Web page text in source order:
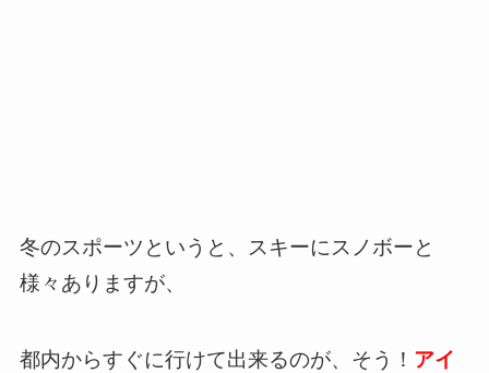
冬のスポーツというと、スキーにスノボーと
様々ありますが、
都内からすぐに行けて出来るのが、そう！ アイ